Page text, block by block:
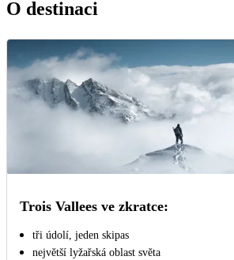
O destinaci
Trois Vallees ve zkratce:
tři údolí, jeden skipas
největší lyžařská oblast světa